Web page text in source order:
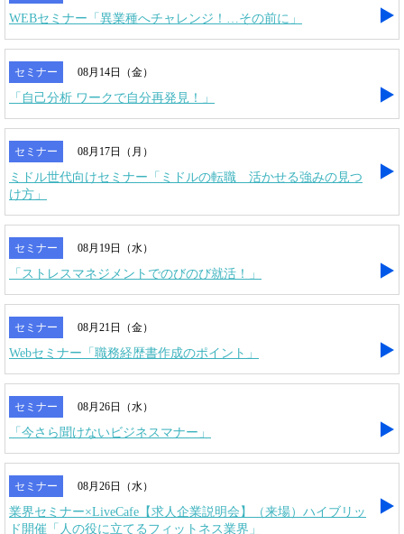
WEBセミナー「異業種へチャレンジ！…その前に」
セミナー 08月14日（金）
「自己分析 ワークで自分再発見！」
セミナー 08月17日（月）
ミドル世代向けセミナー「ミドルの転職 活かせる強みの見つ
け方」
セミナー 08月19日（水）
「ストレスマネジメントでのびのび就活！」
セミナー 08月21日（金）
Webセミナー「職務経歴書作成のポイント」
セミナー 08月26日（水）
「今さら聞けないビジネスマナー」
セミナー 08月26日（水）
業界セミナー×LiveCafe【求人企業説明会】（来場）ハイブリッ
ド開催「人の役に立てるフィットネス業界」